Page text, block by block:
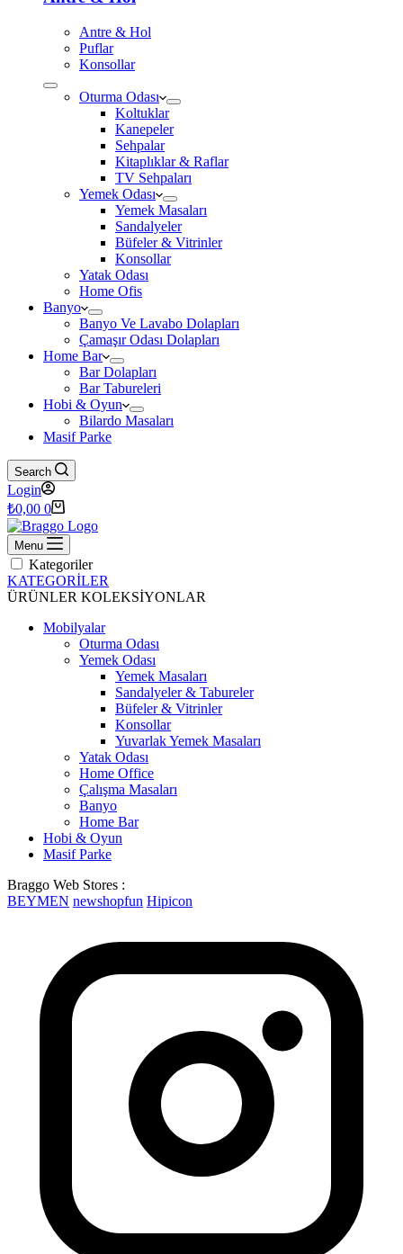
Antre & Hol
Puflar
Konsollar
Oturma Odası
Koltuklar
Kanepeler
Sehpalar
Kitaplıklar & Raflar
TV Sehpaları
Yemek Odası
Yemek Masaları
Sandalyeler
Büfeler & Vitrinler
Konsollar
Yatak Odası
Home Ofis
Banyo
Banyo Ve Lavabo Dolapları
Çamaşır Odası Dolapları
Home Bar
Bar Dolapları
Bar Tabureleri
Hobi & Oyun
Bilardo Masaları
Masif Parke
Search
Login
Shopping
cart
₺0,00 0
Menu
Kategoriler
KATEGORİLER
ÜRÜNLER KOLEKSİYONLAR
Mobilyalar
Oturma Odası
Yemek Odası
Yemek Masaları
Sandalyeler & Tabureler
Büfeler & Vitrinler
Konsollar
Yuvarlak Yemek Masaları
Yatak Odası
Home Office
Çalışma Masaları
Banyo
Home Bar
Hobi & Oyun
Masif Parke
Braggo Web Stores :
BEYMEN newshopfun Hipicon